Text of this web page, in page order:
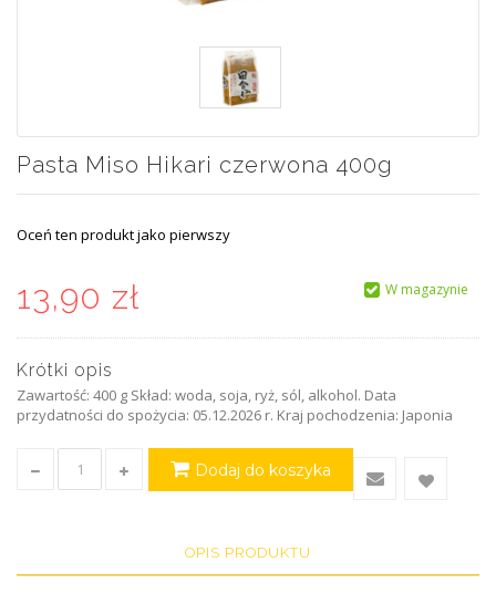
Pasta Miso Hikari czerwona 400g
Oceń ten produkt jako pierwszy
13,90 zł W magazynie
Krótki opis
Zawartość: 400 g Skład: woda, soja, ryż, sól, alkohol. Data
przydatności do spożycia: 05.12.2026 r. Kraj pochodzenia: Japonia
Dodaj do koszyka
OPIS PRODUKTU